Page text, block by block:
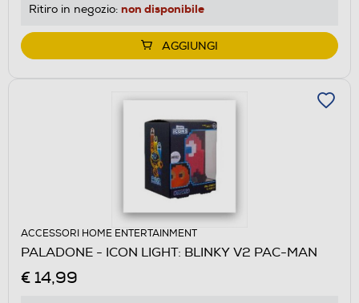
Ritiro in negozio: non disponibile
AGGIUNGI
ACCESSORI HOME ENTERTAINMENT
PALADONE - ICON LIGHT: BLINKY V2 PAC-MAN
€ 14,99